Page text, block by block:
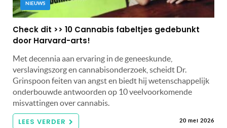
NIEUWS
Check dit >> 10 Cannabis fabeltjes gedebunkt
door Harvard-arts!
Met decennia aan ervaring in de geneeskunde,
verslavingszorg en cannabisonderzoek, scheidt Dr.
Grinspoon feiten van angst en biedt hij wetenschappelijk
onderbouwde antwoorden op 10 veelvoorkomende
misvattingen over cannabis.
LEES VERDER 20 mei 2026